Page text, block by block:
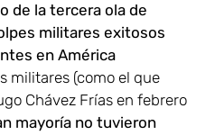
de la tercera ola de
militares exitosos
en América
militares (como el que
Chávez Frías en febrero
mayoría no tuvieron